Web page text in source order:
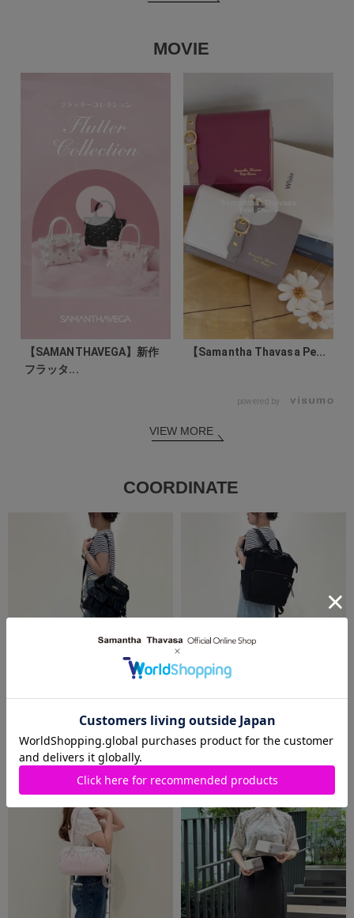
MOVIE
【SAMANTHAVEGA】新作
フラッタ...
【Samantha Thavasa Pe...
powered by
VIEW MORE
COORDINATE
2026.08.09
Samantha Thavasa
2026.08.08
Samantha Thavasa